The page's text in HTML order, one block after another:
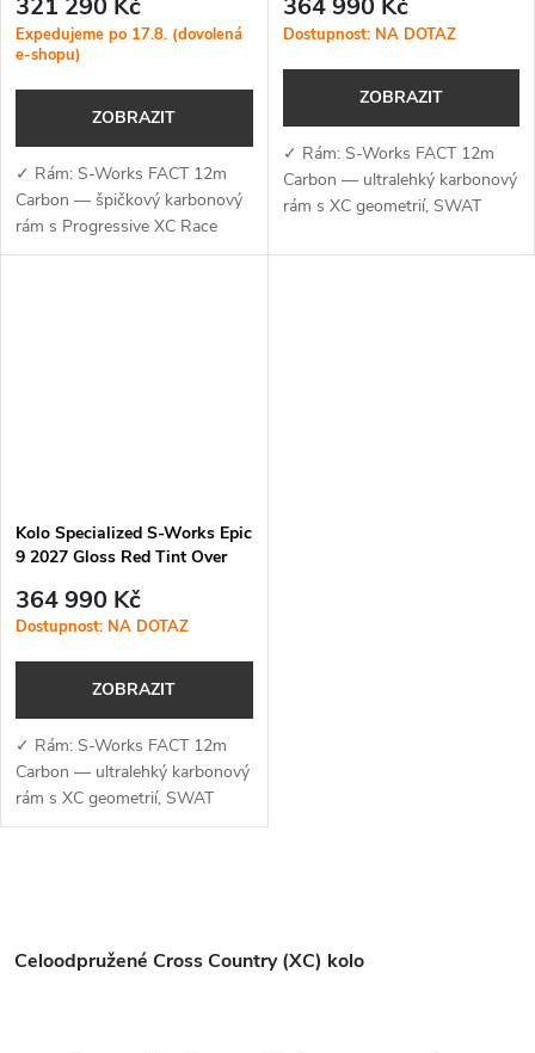
Brushed Liquid Metal
321 290 Kč
Expedujeme po 17.8. (dovolená
e-shopu)
ZOBRAZIT
✓ Rám: S-Works FACT 12m
Carbon — špičkový karbonový
rám s Progressive XC Race
geometrií, technologií Rider-
Impasto
364 990 Kč
Dostupnost: NA DOTAZ
ZOBRAZIT
✓ Rám: S-Works FACT 12m
Carbon — ultralehký karbonový
rám s XC geometrií, SWAT
bezdrátový pohon ✓ Vidlice:
Kolo Specialized S-Works Epic
9 2027 Gloss Red Tint Over
364 990 Kč
Dostupnost: NA DOTAZ
ZOBRAZIT
✓ Rám: S-Works FACT 12m
Carbon — ultralehký karbonový
rám s XC geometrií, SWAT
BOX 2.0 a optimalizací pro
v
Celoodpružené Cross Country (XC) kolo